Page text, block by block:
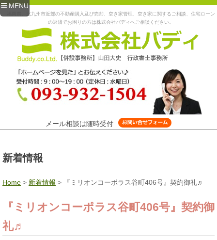
MENU
福岡県、北九州市近郊の不動産購入及び売却、空き家管理、空き家に関するご相談、住宅ローン
の返済でお困りの方は株式会社バディへご相談ください。
メール相談は随時受付
新着情報
Home > 新着情報 > 『ミリオンコーポラス谷町406号』契約御礼♬
『ミリオンコーポラス谷町406号』契約御
礼♬